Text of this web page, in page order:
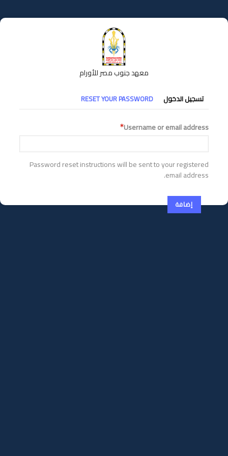
إلى
المحتوى
معهد جنوب مصر للأورام
التبويبات
الأساسية
تسجيل الدخول RESET YOUR PASSWORD
Username or email address
Password reset instructions will be sent to your registered
email address.